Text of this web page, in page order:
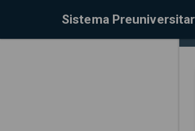
Sistema